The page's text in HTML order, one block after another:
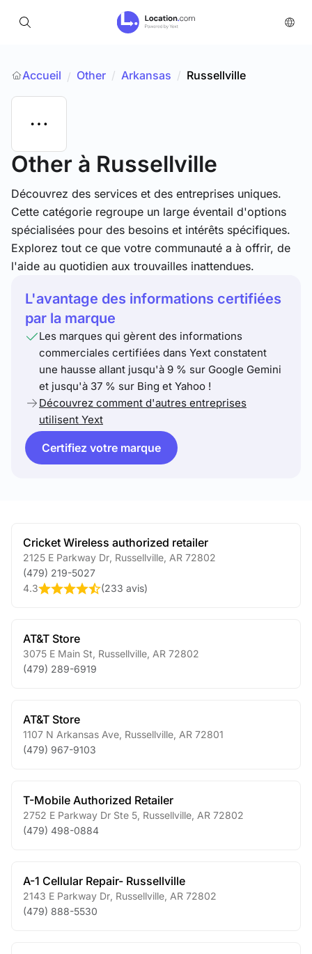
Accueil / Other / Arkansas / Russellville
Other à Russellville
Découvrez des services et des entreprises uniques.
Cette catégorie regroupe un large éventail d'options
spécialisées pour des besoins et intérêts spécifiques.
Explorez tout ce que votre communauté a à offrir, de
l'aide au quotidien aux trouvailles inattendues.
L'avantage des informations certifiées
par la marque
Les marques qui gèrent des informations
commerciales certifiées dans Yext constatent
une hausse allant jusqu'à 9 % sur Google Gemini
et jusqu'à 37 % sur Bing et Yahoo !
Découvrez comment d'autres entreprises
utilisent Yext
Certifiez votre marque
Cricket Wireless authorized retailer
2125 E Parkway Dr Russellville AR 72802
(479) 219-5027
4.3
(233 avis)
AT&T Store
3075 E Main St Russellville AR 72802
(479) 289-6919
AT&T Store
1107 N Arkansas Ave Russellville AR 72801
(479) 967-9103
T-Mobile Authorized Retailer
2752 E Parkway Dr Ste 5 Russellville AR 72802
(479) 498-0884
A-1 Cellular Repair- Russellville
2143 E Parkway Dr Russellville AR 72802
(479) 888-5530